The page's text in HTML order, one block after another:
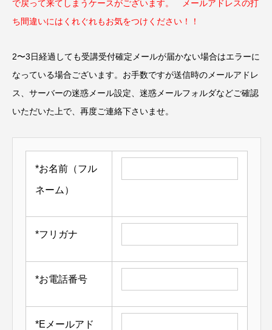
で戻って来てしまうケースがございます。 メールアドレスの打
ち間違いにはくれぐれもお気をつけください！！
2〜3日経過しても受講受付確定メールが届かない場合はエラーに
なっている場合ございます。お手数ですが送信時のメールアドレ
ス、サーバーの迷惑メール設定、迷惑メールフォルダなどご確認
いただいた上で、再度ご連絡下さいませ。
*お名前（フル
ネーム）
*フリガナ
*お電話番号
*Eメールアド